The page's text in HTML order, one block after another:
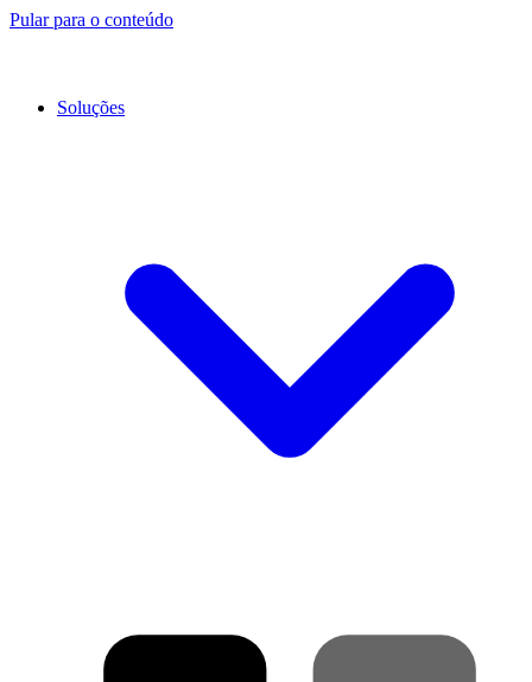
Pular para o conteúdo
Soluções